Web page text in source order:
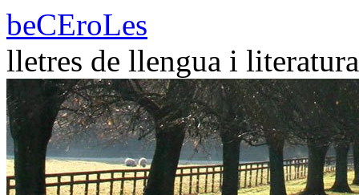
Vés
al
contingut
beCEroLes
lletres de llengua i literatura